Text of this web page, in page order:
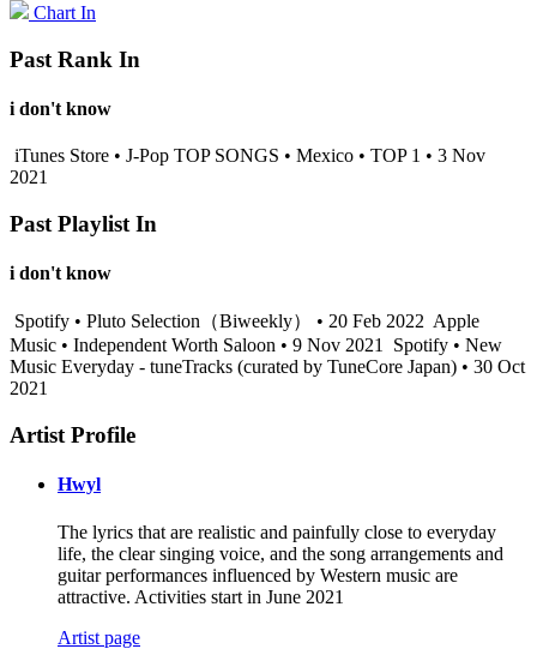
Chart In
Past Rank In
i don't know
iTunes Store • J-Pop TOP SONGS • Mexico • TOP 1 • 3 Nov
2021
Past Playlist In
i don't know
Spotify • Pluto Selection（Biweekly） • 20 Feb 2022 Apple
Music • Independent Worth Saloon • 9 Nov 2021 Spotify • New
Music Everyday - tuneTracks (curated by TuneCore Japan) • 30 Oct
2021
Artist Profile
Hwyl
The lyrics that are realistic and painfully close to everyday
life, the clear singing voice, and the song arrangements and
guitar performances influenced by Western music are
attractive. Activities start in June 2021
Artist page